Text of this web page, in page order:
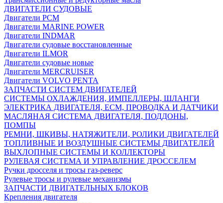
ДВИГАТЕЛИ СУДОВЫЕ
Двигатели PCM
Двигатели MARINE POWER
Двигатели INDMAR
Двигатели судовые восстановленные
Двигатели ILMOR
Двигатели судовые новые
Двигатели MERCRUISER
Двигатели VOLVO PENTA
ЗАПЧАСТИ СИСТЕМ ДВИГАТЕЛЕЙ
СИСТЕМЫ ОХЛАЖДЕНИЯ, ИМПЕЛЛЕРЫ, ШЛАНГИ
ЭЛЕКТРИКА ДВИГАТЕЛЯ, ECM, ПРОВОДКА И ДАТЧИКИ
МАСЛЯНАЯ СИСТЕМА ДВИГАТЕЛЯ, ПОДДОНЫ,
ПОМПЫ
РЕМНИ, ШКИВЫ, НАТЯЖИТЕЛИ, РОЛИКИ ДВИГАТЕЛЕЙ
ТОПЛИВНЫЕ И ВОЗДУШНЫЕ СИСТЕМЫ ДВИГАТЕЛЕЙ
ВЫХЛОПНЫЕ СИСТЕМЫ И КОЛЛЕКТОРЫ
РУЛЕВАЯ СИСТЕМА И УПРАВЛЕНИЕ ДРОССЕЛЕМ
Ручки дросселя и тросы газ-реверс
Рулевые тросы и рулевые механизмы
ЗАПЧАСТИ ДВИГАТЕЛЬНЫХ БЛОКОВ
Крепления двигателя